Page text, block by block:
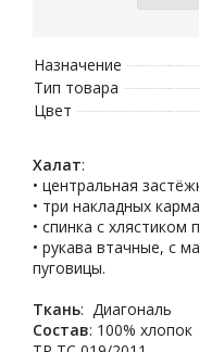
Назначение
Тип товара
Цвет
Халат:
• центральная
• три накладных
• спинка с хлястиком
• рукава втачные, с
пуговицы.
Ткань: Диагональ
Состав: 100% хлопок